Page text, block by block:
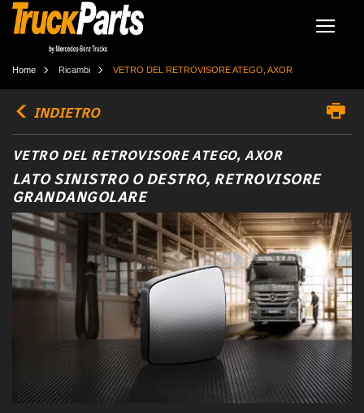
Home Ricambi VETRO DEL RETROVISORE ATEGO, AXOR
INDIETRO
VETRO DEL RETROVISORE ATEGO, AXOR
LATO SINISTRO O DESTRO, RETROVISORE
GRANDANGOLARE